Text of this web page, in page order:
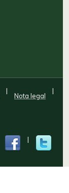
|
Nota legal
|
|